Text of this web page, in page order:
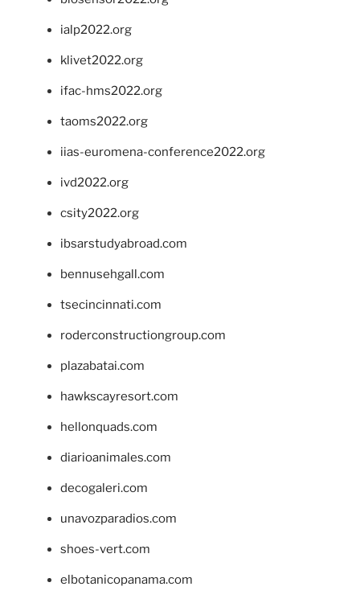
ialp2022.org
klivet2022.org
ifac-hms2022.org
taoms2022.org
iias-euromena-conference2022.org
ivd2022.org
csity2022.org
ibsarstudyabroad.com
bennusehgall.com
tsecincinnati.com
roderconstructiongroup.com
plazabatai.com
hawkscayresort.com
hellonquads.com
diarioanimales.com
decogaleri.com
unavozparadios.com
shoes-vert.com
elbotanicopanama.com